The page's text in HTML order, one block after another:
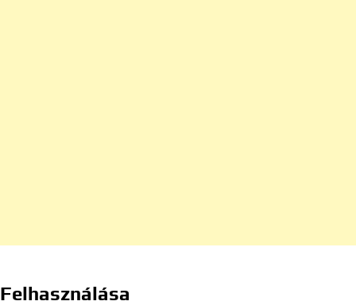
Felhasználása